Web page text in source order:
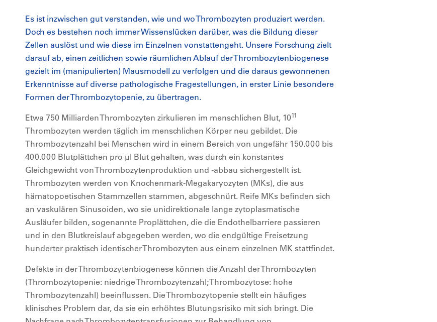
Es ist inzwischen gut verstanden, wie und wo Thrombozyten produziert werden.
Doch es bestehen noch immer Wissenslücken darüber, was die Bildung dieser
Zellen auslöst und wie diese im Einzelnen vonstattengeht. Unsere Forschung zielt
darauf ab, einen zeitlichen sowie räumlichen Ablauf der Thrombozytenbiogenese
gezielt im (manipulierten) Mausmodell zu verfolgen und die daraus gewonnenen
Erkenntnisse auf diverse pathologische Fragestellungen, in erster Linie besondere
Formen der Thrombozytopenie, zu übertragen.
Etwa 750 Milliarden Thrombozyten zirkulieren im menschlichen Blut, 1011
Thrombozyten werden täglich im menschlichen Körper neu gebildet. Die
Thrombozytenzahl bei Menschen wird in einem Bereich von ungefähr 150.000 bis
400.000 Blutplättchen pro µl Blut gehalten, was durch ein konstantes
Gleichgewicht von Thrombozytenproduktion und -abbau sichergestellt ist.
Thrombozyten werden von Knochenmark-Megakaryozyten (MKs), die aus
hämatopoetischen Stammzellen stammen, abgeschnürt. Reife MKs befinden sich
an vaskulären Sinusoiden, wo sie unidirektionale lange zytoplasmatische
Ausläufer bilden, sogenannte Proplättchen, die die Endothelbarriere passieren
und in den Blutkreislauf abgegeben werden, wo die endgültige Freisetzung
hunderter praktisch identischer Thrombozyten aus einem einzelnen MK stattfindet.
Defekte in der Thrombozytenbiogenese können die Anzahl der Thrombozyten
(Thrombozytopenie: niedrige Thrombozytenzahl; Thrombozytose: hohe
Thrombozytenzahl) beeinflussen. Die Thrombozytopenie stellt ein häufiges
klinisches Problem dar, da sie ein erhöhtes Blutungsrisiko mit sich bringt. Die